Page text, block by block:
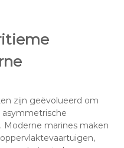
zijn geëvolueerd om
marines maken